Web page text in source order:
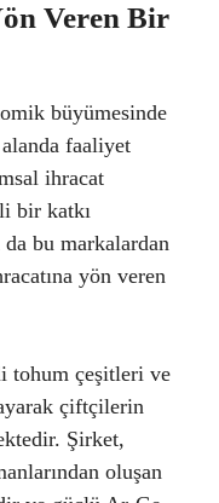
Veren Bir
büyümesinde
faaliyet
ihracat
bir katkı
da bu markalardan
yön veren
tohum çeşitleri ve
çiftçilerin
Şirket,
oluşan